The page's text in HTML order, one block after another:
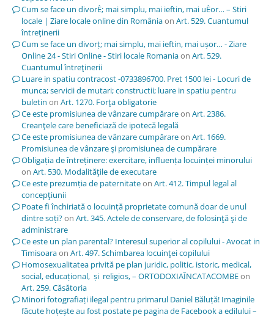
Cum se face un divorÈ; mai simplu, mai ieftin, mai uÈor… – Stiri
locale | Ziare locale online din Româniaon Art. 529. Cuantumul
întreţinerii
Cum se face un divorț; mai simplu, mai ieftin, mai ușor… - Ziare
Online 24 - Stiri Online - Stiri locale Romaniaon Art. 529.
Cuantumul întreţinerii
Luare in spatiu contracost -0733896700. Pret 1500 lei - Locuri de
munca; servicii de mutari; constructii; luare in spatiu pentru
buletin on Art. 1270. Forţa obligatorie
Ce este promisiunea de vânzare cumpărareon Art. 2386.
Creanţele care beneficiază de ipotecă legală
Ce este promisiunea de vânzare cumpărareon Art. 1669.
Promisiunea de vânzare şi promisiunea de cumpărare
Obligația de întreținere: exercitare, influența locuinței minorului
on Art. 530. Modalităţile de executare
Ce este prezumția de paternitateon Art. 412. Timpul legal al
concepţiunii
Poate fi închiriată o locuință proprietate comună doar de unul
dintre soți?on Art. 345. Actele de conservare, de folosinţă şi de
administrare
Ce este un plan parental? Interesul superior al copilului - Avocat in
Timisoaraon Art. 497. Schimbarea locuinţei copilului
Homosexualitatea privită pe plan juridic, politic, istoric, medical,
social, educațional, și religios, – ORTODOXIAÎNCATACOMBEon
Art. 259. Căsătoria
Minori fotografiați ilegal pentru primarul Daniel Băluță! Imaginile
făcute hoțește au fost postate pe pagina de Facebook a edilului –